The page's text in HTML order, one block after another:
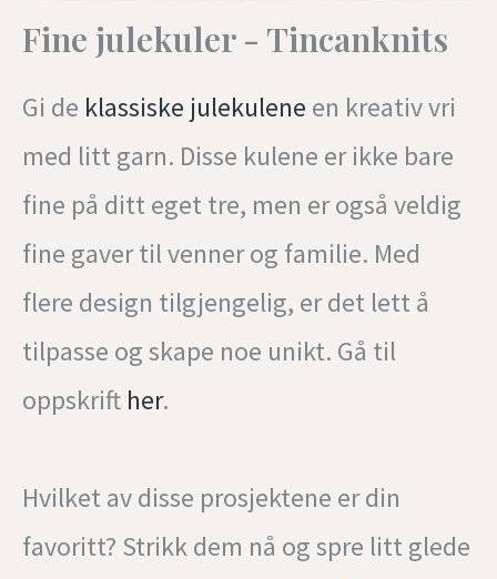
Fine julekuler - Tincanknits
Gi de klassiske julekulene en kreativ vri
med litt garn. Disse kulene er ikke bare
fine på ditt eget tre, men er også veldig
fine gaver til venner og familie. Med
flere design tilgjengelig, er det lett å
tilpasse og skape noe unikt. Gå til
oppskrift her.
Hvilket av disse prosjektene er din
favoritt? Strikk dem nå og spre litt glede